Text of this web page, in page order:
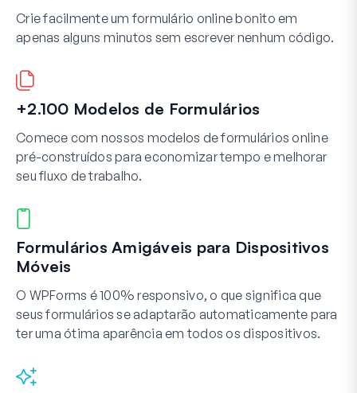
Crie facilmente um formulário online bonito em
apenas alguns minutos sem escrever nenhum código.
+2.100 Modelos de Formulários
Comece com nossos modelos de formulários online
pré-construídos para economizar tempo e melhorar
seu fluxo de trabalho.
Formulários Amigáveis para Dispositivos
Móveis
O WPForms é 100% responsivo, o que significa que
seus formulários se adaptarão automaticamente para
ter uma ótima aparência em todos os dispositivos.